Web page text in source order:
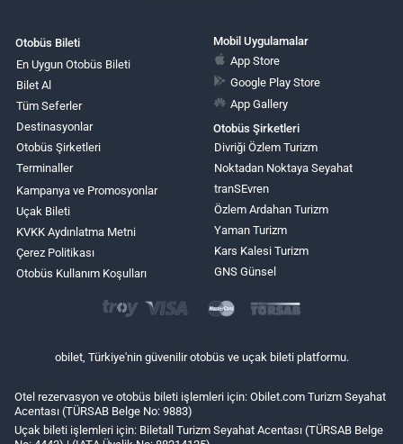
Otobüs Bileti
En Uygun Otobüs Bileti
Bilet Al
Tüm Seferler
Destinasyonlar
Otobüs Şirketleri
Terminaller
Kampanya ve Promosyonlar
Uçak Bileti
KVKK Aydınlatma Metni
Çerez Politikası
Otobüs Kullanım Koşulları
Mobil Uygulamalar
App Store
Google Play Store
App Gallery
Otobüs Şirketleri
Divriği Özlem Turizm
Noktadan Noktaya Seyahat
tranSEvren
Özlem Ardahan Turizm
Yaman Turizm
Kars Kalesi Turizm
GNS Günsel
obilet, Türkiye'nin güvenilir otobüs ve uçak bileti platformu.
Otel rezervasyon ve otobüs bileti işlemleri için: Obilet.com Turizm Seyahat
Acentası (TÜRSAB Belge No: 9883)
Uçak bileti işlemleri için: Biletall Turizm Seyahat Acentası (TÜRSAB Belge